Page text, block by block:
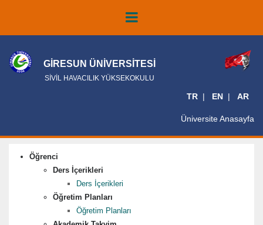
GİRESUN ÜNİVERSİTESİ
SİVİL HAVACILIK YÜKSEKOKULU
TR EN AR
Üniversite Anasayfa
Öğrenci
Ders İçerikleri
Ders İçerikleri
Öğretim Planları
Öğretim Planları